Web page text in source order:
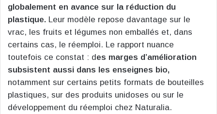
globalement en avance sur la réduction du
plastique. Leur modèle repose davantage sur le
vrac, les fruits et légumes non emballés et, dans
certains cas, le réemploi. Le rapport nuance
toutefois ce constat : d es marges d’amélioration
subsistent aussi dans les enseignes bio,
notamment sur certains petits formats de bouteilles
plastiques, sur des produits unidoses ou sur le
développement du réemploi chez Naturalia.